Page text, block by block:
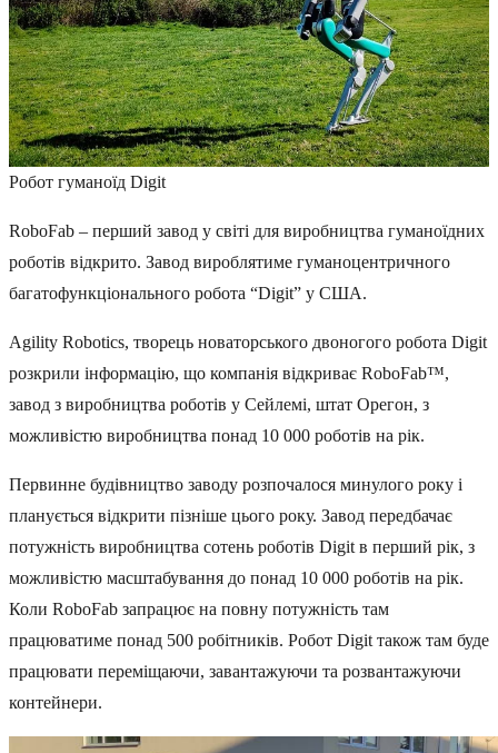
Робот гуманоїд Digit
RoboFab – перший завод у світі для виробництва гуманоїдних
роботів відкрито. Завод вироблятиме гуманоцентричного
багатофункціонального робота “Digit” у США.
Agility Robotics, творець новаторського двоногого робота Digit
розкрили інформацію, що компанія відкриває RoboFab™,
завод з виробництва роботів у Сейлемі, штат Орегон, з
можливістю виробництва понад 10 000 роботів на рік.
Первинне будівництво заводу розпочалося минулого року і
планується відкрити пізніше цього року. Завод передбачає
потужність виробництва сотень роботів Digit в перший рік, з
можливістю масштабування до понад 10 000 роботів на рік.
Коли RoboFab запрацює на повну потужність там
працюватиме понад 500 робітників. Робот Digit також там буде
працювати переміщаючи, завантажуючи та розвантажуючи
контейнери.